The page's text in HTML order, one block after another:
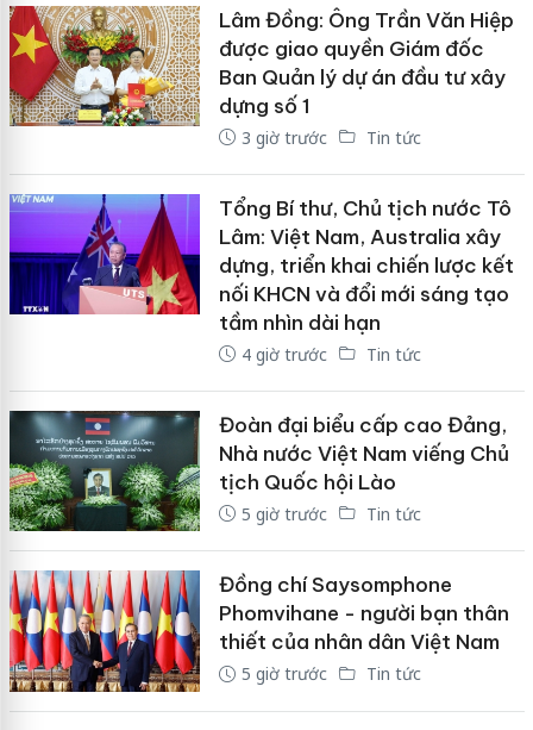
Lâm Đồng: Ông Trần Văn Hiệp
được giao quyền Giám đốc
Ban Quản lý dự án đầu tư xây
dựng số 1
3 giờ trước Tin tức
Tổng Bí thư, Chủ tịch nước Tô
Lâm: Việt Nam, Australia xây
dựng, triển khai chiến lược kết
nối KHCN và đổi mới sáng tạo
tầm nhìn dài hạn
4 giờ trước Tin tức
Đoàn đại biểu cấp cao Đảng,
Nhà nước Việt Nam viếng Chủ
tịch Quốc hội Lào
5 giờ trước Tin tức
Đồng chí Saysomphone
Phomvihane - người bạn thân
thiết của nhân dân Việt Nam
5 giờ trước Tin tức